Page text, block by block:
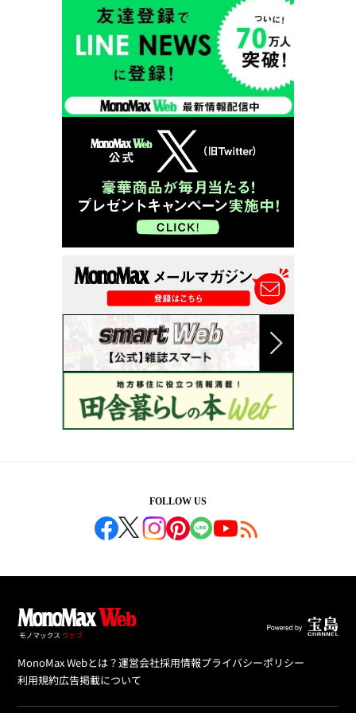
FOLLOW US
MonoMax Webとは？運営会社採用情報プライバシーポリシー
利用規約広告掲載について